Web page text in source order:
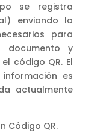
se registra
enviando la
para
documento y
código QR. El
es
actualmente
Código QR.